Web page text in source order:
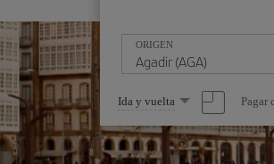
ORIGEN
Seleccione
una
opción
Ida y vuelta Pagar